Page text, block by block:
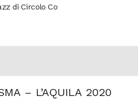
di Circolo Co
– L’AQUILA 2020